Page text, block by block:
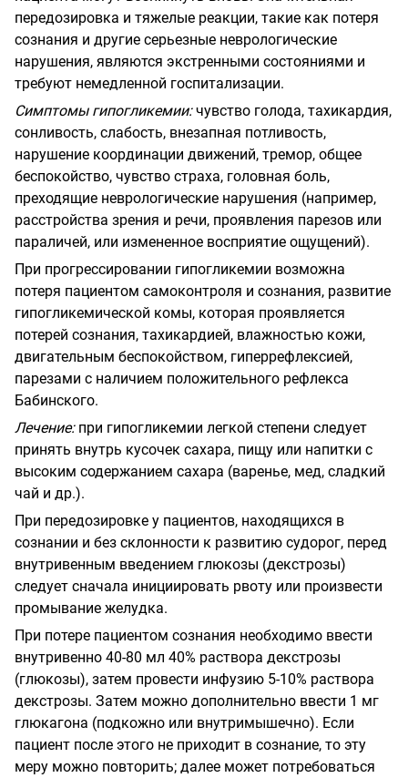
передозировка и тяжелые реакции, такие как потеря
сознания и другие серьезные неврологические
нарушения, являются экстренными состояниями и
требуют немедленной госпитализации.
Симптомы гипогликемии:чувство голода, тахикардия,
сонливость, слабость, внезапная потливость,
нарушение координации движений, тремор, общее
беспокойство, чувство страха, головная боль,
преходящие неврологические нарушения (например,
расстройства зрения и речи, проявления парезов или
параличей, или измененное восприятие ощущений).
При прогрессировании гипогликемии возможна
потеря пациентом самоконтроля и сознания, развитие
гипогликемической комы, которая проявляется
потерей сознания, тахикардией, влажностью кожи,
двигательным беспокойством, гиперрефлексией,
парезами с наличием положительного рефлекса
Бабинского.
Лечение:при гипогликемии легкой степени следует
принять внутрь кусочек сахара, пищу или напитки с
высоким содержанием сахара (варенье, мед, сладкий
чай и др.).
При передозировке у пациентов, находящихся в
сознании и без склонности к развитию судорог, перед
внутривенным введением глюкозы (декстрозы)
следует сначала инициировать рвоту или произвести
промывание желудка.
При потере пациентом сознания необходимо ввести
внутривенно 40-80 мл 40% раствора декстрозы
(глюкозы), затем провести инфузию 5-10% раствора
декстрозы. Затем можно дополнительно ввести 1 мг
глюкагона (подкожно или внутримышечно). Если
пациент после этого не приходит в сознание, то эту
меру можно повторить; далее может потребоваться